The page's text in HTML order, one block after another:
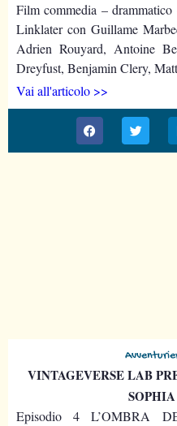
Film commedia –
Linklater con Guillame
Adrien Rouyard, Antoine
Dreyfust, Benjamin Clery,
Vai all'articolo >>
VINTAGEVERSE LAB
Episodio 4 L’OMBRA